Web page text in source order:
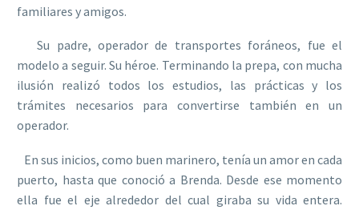
familiares y amigos.
Su padre, operador de transportes foráneos, fue el
modelo a seguir. Su héroe. Terminando la prepa, con mucha
ilusión realizó todos los estudios, las prácticas y los
trámites necesarios para convertirse también en un
operador.
En sus inicios, como buen marinero, tenía un amor en cada
puerto, hasta que conoció a Brenda. Desde ese momento
ella fue el eje alrededor del cual giraba su vida entera.